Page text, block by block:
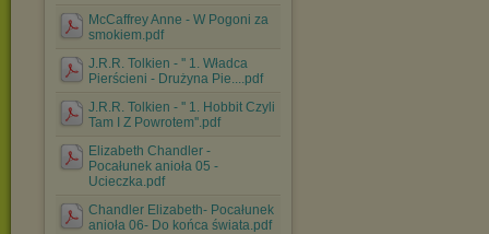
McCaffrey Anne - W Pogoni za
smokiem.pdf
J.R.R. Tolkien - '' 1. Władca
Pierścieni - Drużyna Pie....pdf
J.R.R. Tolkien - '' 1. Hobbit Czyli
Tam I Z Powrotem''.pdf
Elizabeth Chandler -
Pocałunek anioła 05 -
Ucieczka.pdf
Chandler Elizabeth- Pocałunek
anioła 06- Do końca świata.pdf